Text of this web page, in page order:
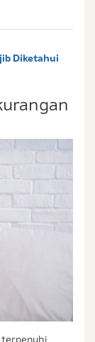
Diketahui